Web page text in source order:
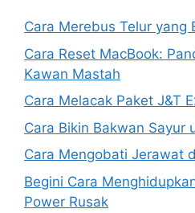
Cara Merebus Telur yang
Cara Reset MacBook:
Kawan Mastah
Cara Melacak Paket J&T
Cara Bikin Bakwan Sayur
Cara Mengobati Jerawat
Begini Cara
Power Rusak